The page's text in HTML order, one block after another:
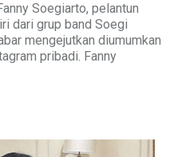
Soegiarto, pelantun
dari grup band Soegi
mengejutkan diumumkan
pribadi. Fanny